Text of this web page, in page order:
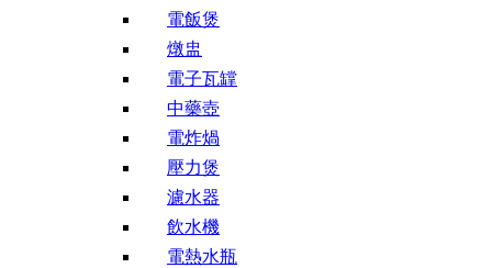
電飯煲
燉盅
電子瓦罉
中藥壺
電炸煱
壓力煲
濾水器
飲水機
電熱水瓶